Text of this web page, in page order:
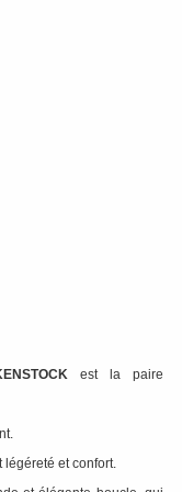
est la paire
et confort.